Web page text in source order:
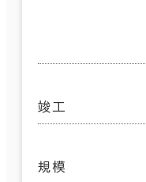
竣工
規模